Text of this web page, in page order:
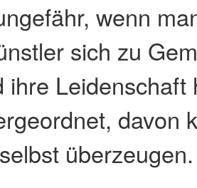
wenn
sich zu
ihre Leidenschaft
davon
überzeugen.